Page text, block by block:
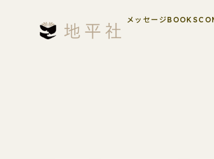
メッセージBOOKS